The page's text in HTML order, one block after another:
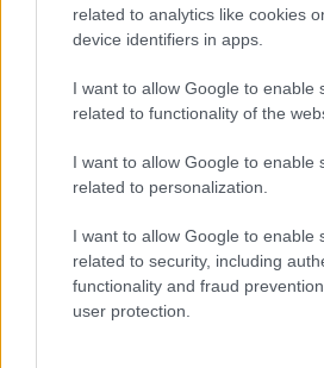
related to analytics like cookies
device identifiers in apps.
I want to allow Google to enable
related to functionality of the
I want to allow Google to enable
related to personalization.
I want to allow Google to enable
related to security, including
functionality and fraud
user protection.
Iscriviti alla newsletter di Gallura
email periodiche contenenti le
sul sito web!